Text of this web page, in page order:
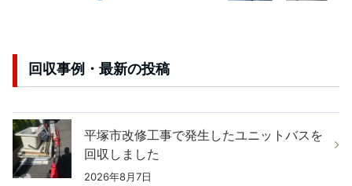
回収事例・最新の投稿
平塚市改修工事で発生したユニットバスを
回収しました
2026年8月7日